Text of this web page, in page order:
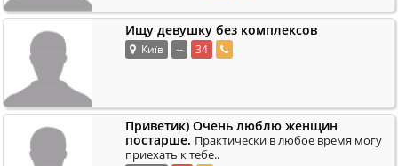
Ищу девушку без комплексов
Київ -- 34
Приветик) Очень люблю женщин
постарше. Практически в любое время могу
приехать к тебе..